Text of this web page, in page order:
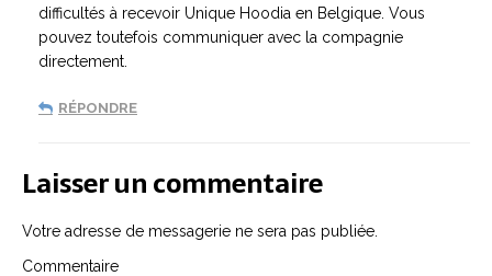
difficultés à recevoir Unique Hoodia en Belgique. Vous
pouvez toutefois communiquer avec la compagnie
directement.
RÉPONDRE
Laisser un commentaire
Votre adresse de messagerie ne sera pas publiée.
Commentaire